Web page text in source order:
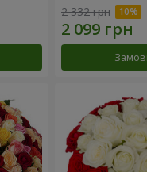
2 332 грн